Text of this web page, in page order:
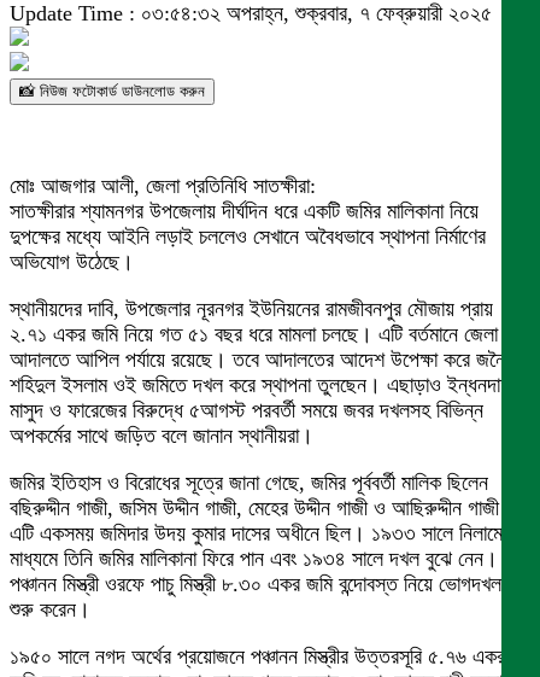
Update Time : ০৩:৫৪:৩২ অপরাহ্ন, শুক্রবার, ৭ ফেব্রুয়ারী ২০২৫
📸 নিউজ ফটোকার্ড ডাউনলোড করুন
মোঃ আজগার আলী, জেলা প্রতিনিধি সাতক্ষীরা:
সাতক্ষীরার শ্যামনগর উপজেলায় দীর্ঘদিন ধরে একটি জমির মালিকানা নিয়ে
দুপক্ষের মধ্যে আইনি লড়াই চললেও সেখানে অবৈধভাবে স্থাপনা নির্মাণের
অভিযোগ উঠেছে।
স্থানীয়দের দাবি, উপজেলার নূরনগর ইউনিয়নের রামজীবনপুর মৌজায় প্রায়
২.৭১ একর জমি নিয়ে গত ৫১ বছর ধরে মামলা চলছে। এটি বর্তমানে জেলা জজ
আদালতে আপিল পর্যায়ে রয়েছে। তবে আদালতের আদেশ উপেক্ষা করে জনৈক
শহিদুল ইসলাম ওই জমিতে দখল করে স্থাপনা তুলছেন। এছাড়াও ইন্ধনদাতা
মাসুদ ও ফারেজের বিরুদ্ধে ৫আগস্ট পরবর্তী সময়ে জবর দখলসহ বিভিন্ন
অপকর্মের সাথে জড়িত বলে জানান স্থানীয়রা।
জমির ইতিহাস ও বিরোধের সূত্রে জানা গেছে, জমির পূর্ববর্তী মালিক ছিলেন
বছিরুদ্দীন গাজী, জসিম উদ্দীন গাজী, মেহের উদ্দীন গাজী ও আছিরুদ্দীন গাজী।
এটি একসময় জমিদার উদয় কুমার দাসের অধীনে ছিল। ১৯৩৩ সালে নিলামের
মাধ্যমে তিনি জমির মালিকানা ফিরে পান এবং ১৯৩৪ সালে দখল বুঝে নেন। পরে
পঞ্চানন মিস্ত্রী ওরফে পাচু মিস্ত্রী ৮.৩০ একর জমি বন্দোবস্ত নিয়ে ভোগদখল
শুরু করেন।
১৯৫০ সালে নগদ অর্থের প্রয়োজনে পঞ্চানন মিস্ত্রীর উত্তরসূরি ৫.৭৬ একর